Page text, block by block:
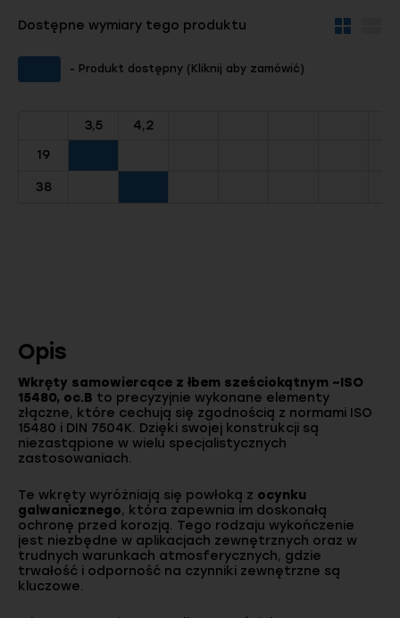
Dostępne wymiary tego produktu
Widok
- Produkt dostępny (Kliknij aby zamówić)
3,5
4,2
19
38
Opis
Wkręty samowiercące z łbem sześciokątnym ~ISO
15480, oc.B to precyzyjnie wykonane elementy
złączne, które cechują się zgodnością z normami ISO
15480 i DIN 7504K. Dzięki swojej konstrukcji są
niezastąpione w wielu specjalistycznych
zastosowaniach.
Te wkręty wyróżniają się powłoką z ocynku
galwanicznego, która zapewnia im doskonałą
ochronę przed korozją. Tego rodzaju wykończenie
jest niezbędne w aplikacjach zewnętrznych oraz w
trudnych warunkach atmosferycznych, gdzie
trwałość i odporność na czynniki zewnętrzne są
kluczowe.